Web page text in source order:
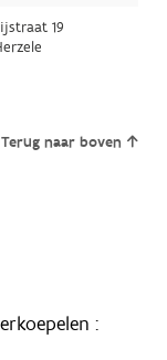
19
Terug naar boven
: